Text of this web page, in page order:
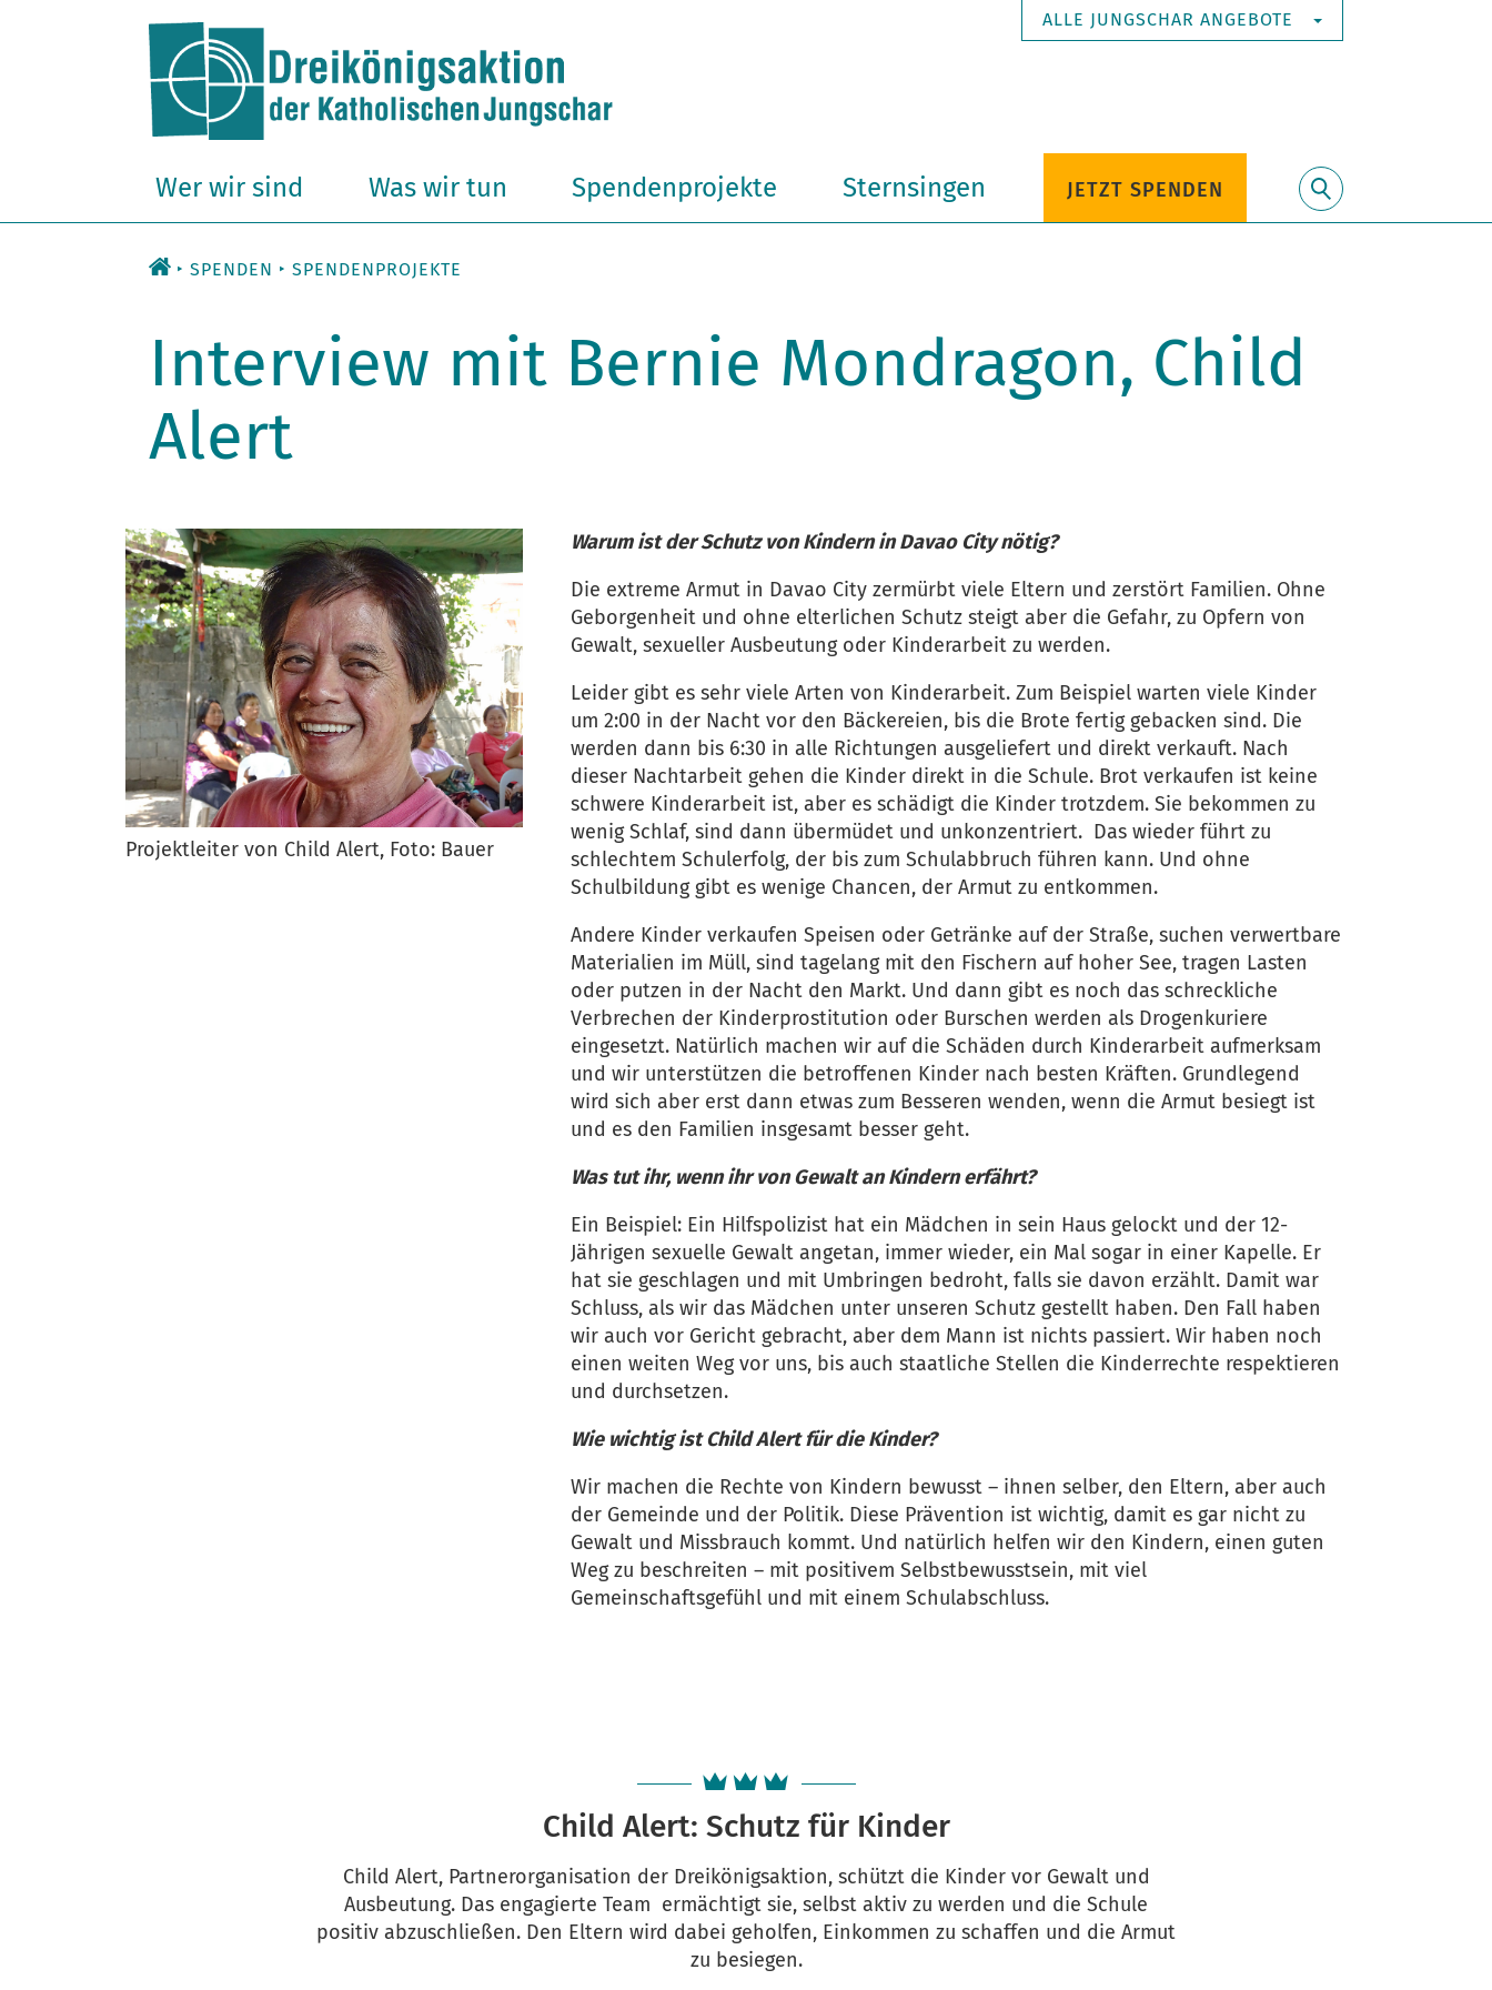
ALLE JUNGSCHAR ANGEBOTE
Wer wir sind Was wir tun Spendenprojekte Sternsingen JETZT SPENDEN
SPENDEN SPENDENPROJEKTE
Interview mit Bernie Mondragon, Child
Alert
Warum ist der Schutz von Kindern in Davao City nötig?
Die extreme Armut in Davao City zermürbt viele Eltern und zerstört Familien. Ohne
Geborgenheit und ohne elterlichen Schutz steigt aber die Gefahr, zu Opfern von
Gewalt, sexueller Ausbeutung oder Kinderarbeit zu werden.
Leider gibt es sehr viele Arten von Kinderarbeit. Zum Beispiel warten viele Kinder
um 2:00 in der Nacht vor den Bäckereien, bis die Brote fertig gebacken sind. Die
werden dann bis 6:30 in alle Richtungen ausgeliefert und direkt verkauft. Nach
dieser Nachtarbeit gehen die Kinder direkt in die Schule. Brot verkaufen ist keine
schwere Kinderarbeit ist, aber es schädigt die Kinder trotzdem. Sie bekommen zu
wenig Schlaf, sind dann übermüdet und unkonzentriert. Das wieder führt zu
schlechtem Schulerfolg, der bis zum Schulabbruch führen kann. Und ohne
Schulbildung gibt es wenige Chancen, der Armut zu entkommen.
Andere Kinder verkaufen Speisen oder Getränke auf der Straße, suchen verwertbare
Materialien im Müll, sind tagelang mit den Fischern auf hoher See, tragen Lasten
oder putzen in der Nacht den Markt. Und dann gibt es noch das schreckliche
Verbrechen der Kinderprostitution oder Burschen werden als Drogenkuriere
eingesetzt. Natürlich machen wir auf die Schäden durch Kinderarbeit aufmerksam
und wir unterstützen die betroffenen Kinder nach besten Kräften. Grundlegend
wird sich aber erst dann etwas zum Besseren wenden, wenn die Armut besiegt ist
und es den Familien insgesamt besser geht.
Was tut ihr, wenn ihr von Gewalt an Kindern erfährt?
Ein Beispiel: Ein Hilfspolizist hat ein Mädchen in sein Haus gelockt und der 12-
Jährigen sexuelle Gewalt angetan, immer wieder, ein Mal sogar in einer Kapelle. Er
hat sie geschlagen und mit Umbringen bedroht, falls sie davon erzählt. Damit war
Schluss, als wir das Mädchen unter unseren Schutz gestellt haben. Den Fall haben
wir auch vor Gericht gebracht, aber dem Mann ist nichts passiert. Wir haben noch
einen weiten Weg vor uns, bis auch staatliche Stellen die Kinderrechte respektieren
und durchsetzen.
Wie wichtig ist Child Alert für die Kinder?
Wir machen die Rechte von Kindern bewusst – ihnen selber, den Eltern, aber auch
der Gemeinde und der Politik. Diese Prävention ist wichtig, damit es gar nicht zu
Gewalt und Missbrauch kommt. Und natürlich helfen wir den Kindern, einen guten
Weg zu beschreiten – mit positivem Selbstbewusstsein, mit viel
Gemeinschaftsgefühl und mit einem Schulabschluss.
Projektleiter von Child Alert, Foto: Bauer
Child Alert: Schutz für Kinder
Child Alert, Partnerorganisation der Dreikönigsaktion, schützt die Kinder vor Gewalt und
Ausbeutung. Das engagierte Team ermächtigt sie, selbst aktiv zu werden und die Schule
positiv abzuschließen. Den Eltern wird dabei geholfen, Einkommen zu schaffen und die Armut
zu besiegen.